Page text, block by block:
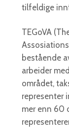
tilfeldige
TEGoVA
bestående
arbeider
området,
representer
mer enn 60